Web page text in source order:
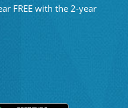
FREE with the 2-year